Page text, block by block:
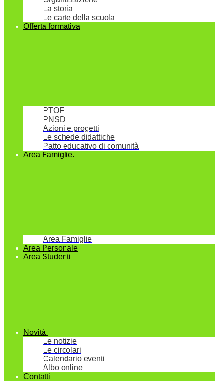
La storia
Le carte della scuola
Offerta formativa
PTOF
PNSD
Azioni e progetti
Le schede didattiche
Patto educativo di comunità
Area Famiglie.
Area Famiglie
Area Personale
Area Studenti
Novità
Le notizie
Le circolari
Calendario eventi
Albo online
Contatti